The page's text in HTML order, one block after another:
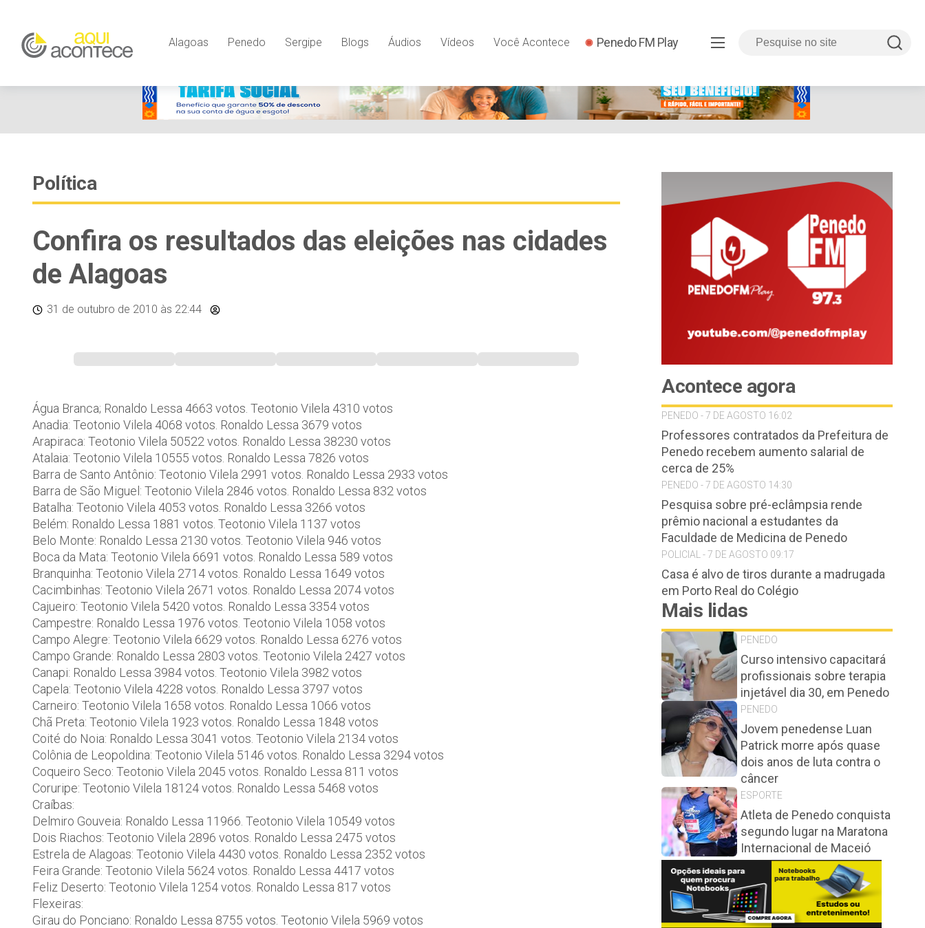
Alagoas Penedo Sergipe Blogs Áudios Vídeos Você Acontece Penedo FM Play
Política
Confira os resultados das eleições nas cidades
de Alagoas
31 de outubro de 2010 às 22:44
Água Branca; Ronaldo Lessa 4663 votos. Teotonio Vilela 4310 votos
Anadia: Teotonio Vilela 4068 votos. Ronaldo Lessa 3679 votos
Arapiraca: Teotonio Vilela 50522 votos. Ronaldo Lessa 38230 votos
Atalaia: Teotonio Vilela 10555 votos. Ronaldo Lessa 7826 votos
Barra de Santo Antônio: Teotonio Vilela 2991 votos. Ronaldo Lessa 2933 votos
Barra de São Miguel: Teotonio Vilela 2846 votos. Ronaldo Lessa 832 votos
Batalha: Teotonio Vilela 4053 votos. Ronaldo Lessa 3266 votos
Belém: Ronaldo Lessa 1881 votos. Teotonio Vilela 1137 votos
Belo Monte: Ronaldo Lessa 2130 votos. Teotonio Vilela 946 votos
Boca da Mata: Teotonio Vilela 6691 votos. Ronaldo Lessa 589 votos
Branquinha: Teotonio Vilela 2714 votos. Ronaldo Lessa 1649 votos
Cacimbinhas: Teotonio Vilela 2671 votos. Ronaldo Lessa 2074 votos
Cajueiro: Teotonio Vilela 5420 votos. Ronaldo Lessa 3354 votos
Campestre: Ronaldo Lessa 1976 votos. Teotonio Vilela 1058 votos
Campo Alegre: Teotonio Vilela 6629 votos. Ronaldo Lessa 6276 votos
Campo Grande: Ronaldo Lessa 2803 votos. Teotonio Vilela 2427 votos
Canapi: Ronaldo Lessa 3984 votos. Teotonio Vilela 3982 votos
Capela: Teotonio Vilela 4228 votos. Ronaldo Lessa 3797 votos
Carneiro: Teotonio Vilela 1658 votos. Ronaldo Lessa 1066 votos
Chã Preta: Teotonio Vilela 1923 votos. Ronaldo Lessa 1848 votos
Coité do Noia: Ronaldo Lessa 3041 votos. Teotonio Vilela 2134 votos
Colônia de Leopoldina: Teotonio Vilela 5146 votos. Ronaldo Lessa 3294 votos
Coqueiro Seco: Teotonio Vilela 2045 votos. Ronaldo Lessa 811 votos
Coruripe: Teotonio Vilela 18124 votos. Ronaldo Lessa 5468 votos
Craíbas:
Delmiro Gouveia: Ronaldo Lessa 11966. Teotonio Vilela 10549 votos
Dois Riachos: Teotonio Vilela 2896 votos. Ronaldo Lessa 2475 votos
Estrela de Alagoas: Teotonio Vilela 4430 votos. Ronaldo Lessa 2352 votos
Feira Grande: Teotonio Vilela 5624 votos. Ronaldo Lessa 4417 votos
Feliz Deserto: Teotonio Vilela 1254 votos. Ronaldo Lessa 817 votos
Flexeiras:
Girau do Ponciano: Ronaldo Lessa 8755 votos. Teotonio Vilela 5969 votos
Acontece agora
PENEDO - 7 DE AGOSTO 16:02
Professores contratados da Prefeitura de
Penedo recebem aumento salarial de
cerca de 25%
PENEDO - 7 DE AGOSTO 14:30
Pesquisa sobre pré-eclâmpsia rende
prêmio nacional a estudantes da
Faculdade de Medicina de Penedo
POLICIAL - 7 DE AGOSTO 09:17
Casa é alvo de tiros durante a madrugada
em Porto Real do Colégio
Mais lidas
PENEDO
Curso intensivo capacitará
profissionais sobre terapia
injetável dia 30, em Penedo
PENEDO
Jovem penedense Luan
Patrick morre após quase
dois anos de luta contra o
câncer
ESPORTE
Atleta de Penedo conquista
segundo lugar na Maratona
Internacional de Maceió